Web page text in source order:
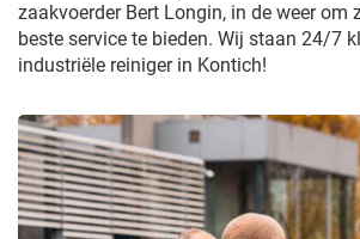
zaakvoerder Bert Longin, in de weer om
beste service te bieden. Wij staan 24/7
industriële reiniger in Kontich!